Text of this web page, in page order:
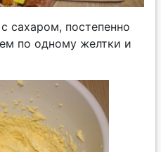
сахаром, постепенно
по одному желтки и